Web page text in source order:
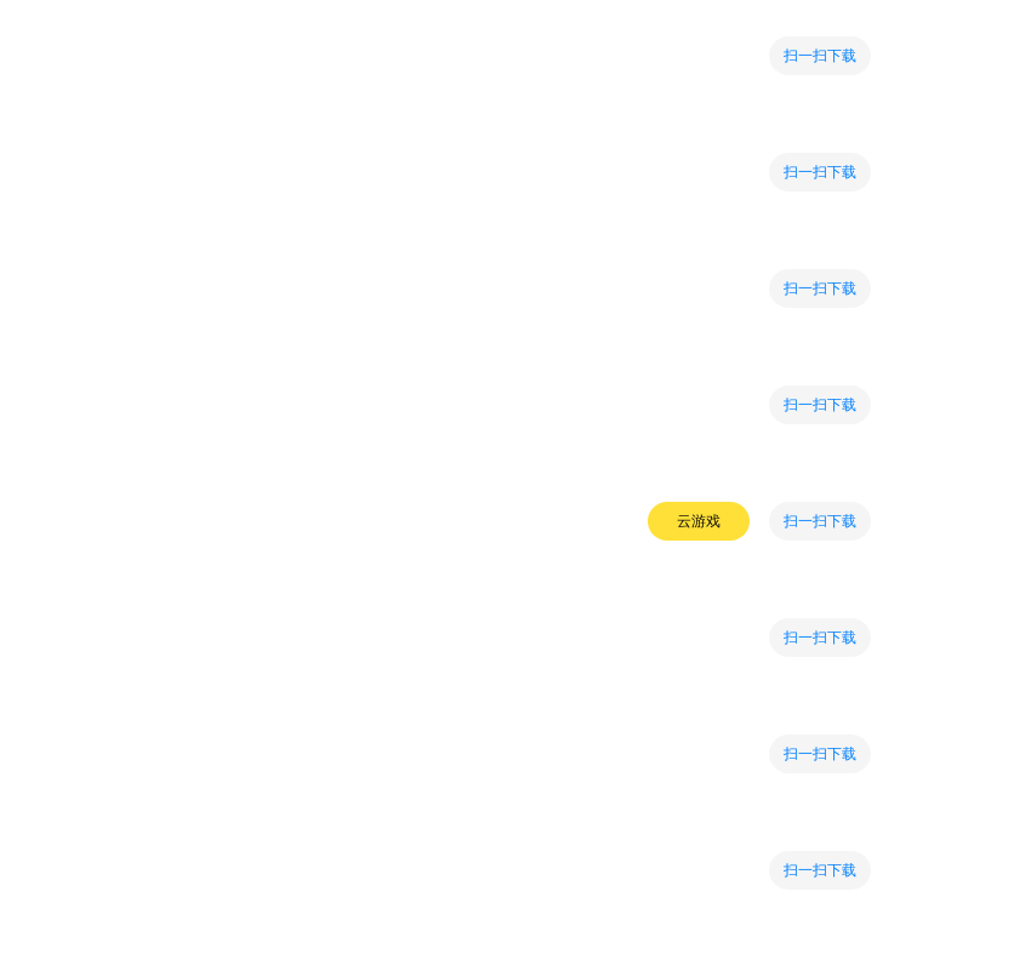
扫一扫下载
扫一扫下载
扫一扫下载
扫一扫下载
云游戏 扫一扫下载
扫一扫下载
扫一扫下载
扫一扫下载